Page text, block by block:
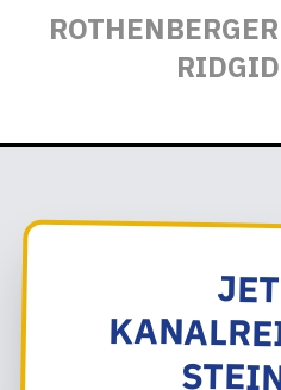
ROTHENBERGER
RIDGID